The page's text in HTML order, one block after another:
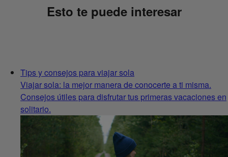
Esto te puede interesar
Tips y consejos para viajar sola
Viajar sola: la mejor manera de conocerte a ti misma.
Consejos útiles para disfrutar tus primeras vacaciones en
solitario.